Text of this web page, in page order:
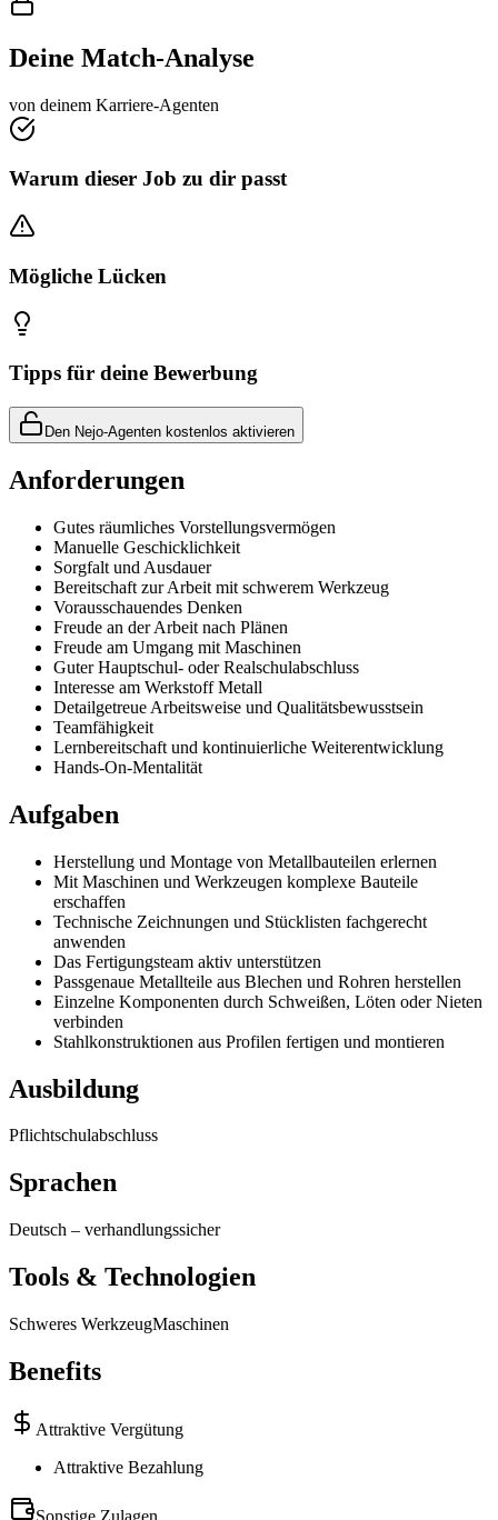
Deine Match-Analyse
von deinem Karriere-Agenten
Warum dieser Job zu dir passt
Mögliche Lücken
Tipps für deine Bewerbung
Den Nejo-Agenten kostenlos aktivieren
Anforderungen
Gutes räumliches Vorstellungsvermögen
Manuelle Geschicklichkeit
Sorgfalt und Ausdauer
Bereitschaft zur Arbeit mit schwerem Werkzeug
Vorausschauendes Denken
Freude an der Arbeit nach Plänen
Freude am Umgang mit Maschinen
Guter Hauptschul- oder Realschulabschluss
Interesse am Werkstoff Metall
Detailgetreue Arbeitsweise und Qualitätsbewusstsein
Teamfähigkeit
Lernbereitschaft und kontinuierliche Weiterentwicklung
Hands-On-Mentalität
Aufgaben
Herstellung und Montage von Metallbauteilen erlernen
Mit Maschinen und Werkzeugen komplexe Bauteile
erschaffen
Technische Zeichnungen und Stücklisten fachgerecht
anwenden
Das Fertigungsteam aktiv unterstützen
Passgenaue Metallteile aus Blechen und Rohren herstellen
Einzelne Komponenten durch Schweißen, Löten oder Nieten
verbinden
Stahlkonstruktionen aus Profilen fertigen und montieren
Ausbildung
Pflichtschulabschluss
Sprachen
Deutsch – verhandlungssicher
Tools & Technologien
Schweres WerkzeugMaschinen
Benefits
Attraktive Vergütung
Attraktive Bezahlung
Sonstige Zulagen